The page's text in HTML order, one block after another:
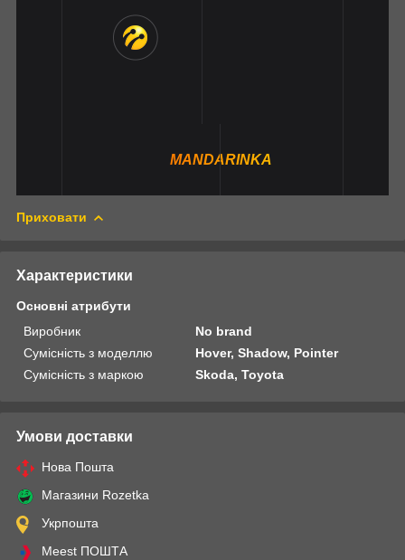
MANDARINKA
Приховати
Характеристики
Основні атрибути
Виробник
No brand
Сумісність з моделлю
Hover, Shadow, Pointer
Сумісність з маркою
Skoda, Toyota
Умови доставки
Нова Пошта
Магазини Rozetka
Укрпошта
Meest ПОШТА